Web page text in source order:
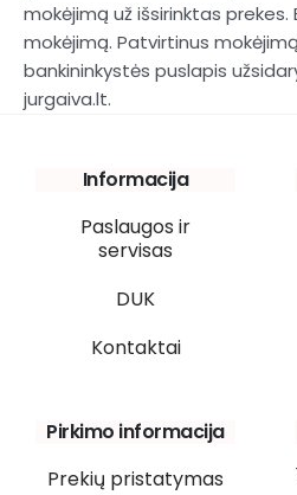
mokėjimą už išsirinktas
mokėjimą. Patvirtinus
bankininkystės puslapis
jurgaiva.lt.
Informacija
Paslaugos ir
servisas
DUK
Kontaktai
Pirkimo informacija
Prekių pristatymas